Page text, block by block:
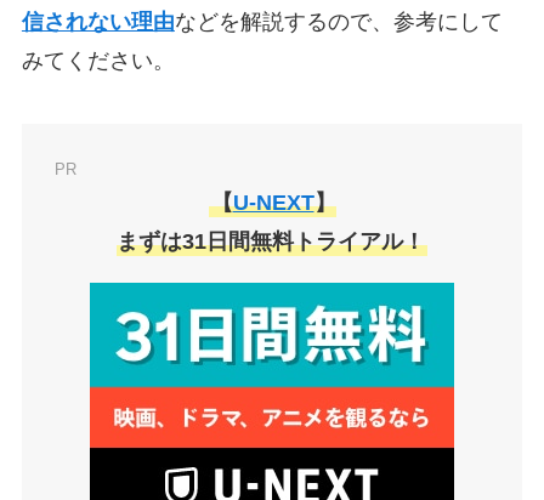
信されない理由などを解説するので、参考にして
みてください。
PR
【U-NEXT】
まずは31日間無料トライアル！